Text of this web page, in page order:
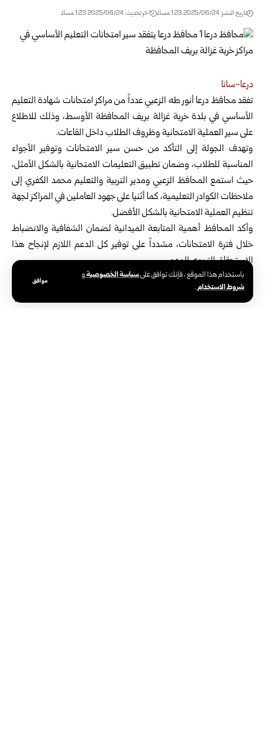
باستخدام هذا الموقع ، فإنك توافق علىسياسة الخصوصيةو
شروط الاستخدام.
موافق
تاريخ النشر: 2025/06/24 1:23 مساءً اخر تحديث: 2025/06/24 1:23 مساءً
درعا-سانا
تفقد محافظ درعا أنور طه الزعبي عدداً من مراكز امتحانات شهادة التعليم
الأساسي في بلدةخربة غزالة بريف المحافظة الأوسط، وذلك للاطلاع
على سير العملية الامتحانية وظروف الطلاب داخل القاعات.
وتهدف الجولة إلى التأكد من حسن سير الامتحانات وتوفير الأجواء
المناسبة للطلاب، وضمان تطبيق التعليمات الامتحانية بالشكل الأمثل،
حيث استمع المحافظ الزعبي ومدير التربية والتعليم محمد الكفري إلى
ملاحظات الكوادر التعليمية، كما أثنيا على جهود العاملين في المراكز لجهة
تنظيم العملية الامتحانية بالشكل الأفضل.
وأكد المحافظ أهمية المتابعة الميدانية لضمان الشفافية والانضباط
خلال فترة الامتحانات، مشدداً على توفير كل الدعم اللازم لإنجاح هذا
الاستحقاق التربوي المهم.